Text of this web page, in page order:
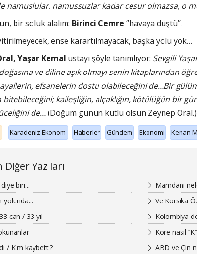
namuslular, namussuzlar kadar cesur olmazsa, o
bir soluk alalım: Birinci Cemre ‘’havaya düştü’’.
ense karartılmayacak, başka yolu yok…
Yaşar Kemal ustayı şöyle tanımlıyor: Sevgili
ve diline aşık olmayı senin kitaplarından
efsanelerin dostu olabileceğini de…Bir
bitebileceğini; kalleşliğin, alçaklığın, kötülüğün bir
de…(Doğum günün kutlu olsun Zeynep Oral.)
Karadeniz Ekonomi Haberler Gündem Ekonomi Kenan
Diğer Yazıları
biri...
Mamdani
yolunda...
Ve Korsika
can / 33 yıl
Kolombiya
Kore nasıl
/ Kim kaybetti?
ABD ve Çin